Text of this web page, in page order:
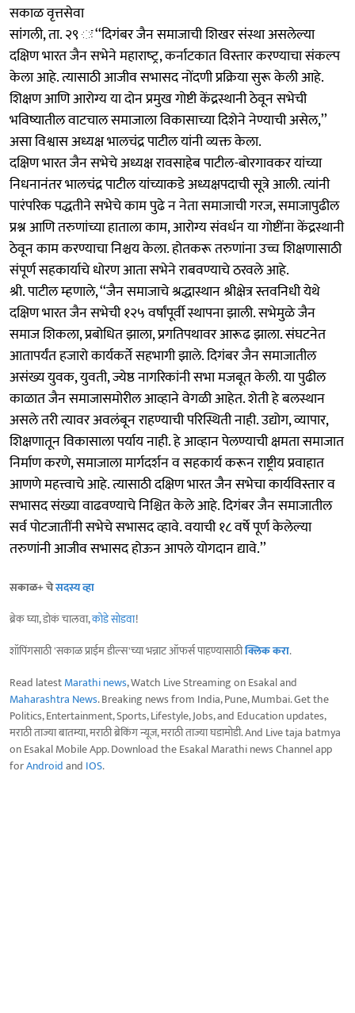
सकाळ वृत्तसेवा
सांगली, ता. २९ ः ‘‘दिगंबर जैन समाजाची शिखर संस्था असलेल्या
दक्षिण भारत जैन सभेने महाराष्‍ट्र, कर्नाटकात विस्तार करण्याचा संकल्प
केला आहे. त्यासाठी आजीव सभासद नोंदणी प्रक्रिया सुरू केली आहे.
शिक्षण आणि आरोग्य या दोन प्रमुख गोष्टी केंद्रस्थानी ठेवून सभेची
भविष्यातील वाटचाल समाजाला विकासाच्या दिशेने नेण्याची असेल,’’
असा विश्वास अध्यक्ष भालचंद्र पाटील यांनी व्यक्त केला.
दक्षिण भारत जैन सभेचे अध्यक्ष रावसाहेब पाटील-बोरगावकर यांच्या
निधनानंतर भालचंद्र पाटील यांच्याकडे अध्यक्षपदाची सूत्रे आली. त्यांनी
पारंपरिक पद्धतीने सभेचे काम पुढे न नेता समाजाची गरज, समाजापुढील
प्रश्न आणि तरुणांच्या हाताला काम, आरोग्य संवर्धन या गोष्टींना केंद्रस्थानी
ठेवून काम करण्याचा निश्चय केला. होतकरू तरुणांना उच्च शिक्षणासाठी
संपूर्ण सहकार्याचे धोरण आता सभेने राबवण्याचे ठरवले आहे.
श्री. पाटील म्हणाले, ‘‘जैन समाजाचे श्रद्धास्थान श्रीक्षेत्र स्तवनिधी येथे
दक्षिण भारत जैन सभेची १२५ वर्षांपूर्वी स्थापना झाली. सभेमुळे जैन
समाज शिकला, प्रबोधित झाला, प्रगतिपथावर आरूढ झाला. संघटनेत
आतापर्यंत हजारो कार्यकर्ते सहभागी झाले. दिगंबर जैन समाजातील
असंख्य युवक, युवती, ज्येष्ठ नागरिकांनी सभा मजबूत केली. या पुढील
काळात जैन समाजासमोरील आव्हाने वेगळी आहेत. शेती हे बलस्थान
असले तरी त्यावर अवलंबून राहण्याची परिस्थिती नाही. उद्योग, व्यापार,
शिक्षणातून विकासाला पर्याय नाही. हे आव्हान पेलण्याची क्षमता समाजात
निर्माण करणे, समाजाला मार्गदर्शन व सहकार्य करून राष्ट्रीय प्रवाहात
आणणे महत्त्वाचे आहे. त्यासाठी दक्षिण भारत जैन सभेचा कार्यविस्तार व
सभासद संख्या वाढवण्याचे निश्चित केले आहे. दिगंबर जैन समाजातील
सर्व पोटजातींनी सभेचे सभासद व्हावे. वयाची १८ वर्षे पूर्ण केलेल्या
तरुणांनी आजीव सभासद होऊन आपले योगदान द्यावे.’’
सकाळ+ चेसदस्य व्हा
ब्रेक घ्या, डोकं चालवा,कोडे सोडवा!
शॉपिंगसाठी 'सकाळ प्राईम डील्स'च्या भन्नाट ऑफर्स पाहण्यासाठीक्लिक करा.
Read latestMarathi news, Watch Live Streaming on Esakal and
Maharashtra News. Breaking news from India, Pune, Mumbai. Get the
Politics, Entertainment, Sports, Lifestyle, Jobs, and Education updates,
मराठी ताज्या बातम्या, मराठी ब्रेकिंग न्यूज, मराठी ताज्या घडामोडी. And Live taja batmya
on Esakal Mobile App. Download the Esakal Marathi news Channel app
forAndroidand IOS.